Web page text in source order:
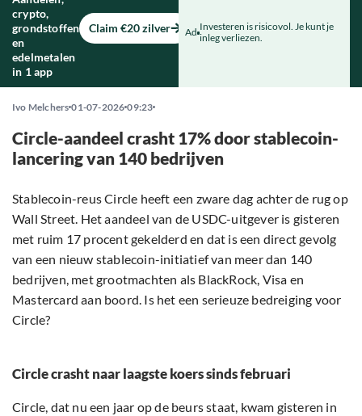
crypto,
grondstoffen
en
edelmetalen
in 1 app
Claim €20 zilver Ad Investeren is risicovol. Je kunt je
inleg verliezen.
Ivo Melchers 01-07-2026 09:23
Circle-aandeel crasht 17% door stablecoin-
lancering van 140 bedrijven
Stablecoin-reus Circle heeft een zware dag achter de rug op
Wall Street. Het aandeel van de USDC-uitgever is gisteren
met ruim 17 procent gekelderd en dat is een direct gevolg
van een nieuw stablecoin-initiatief van meer dan 140
bedrijven, met grootmachten als BlackRock, Visa en
Mastercard aan boord. Is het een serieuze bedreiging voor
Circle?
Circle crasht naar laagste koers sinds februari
Circle, dat nu een jaar op de beurs staat, kwam gisteren in